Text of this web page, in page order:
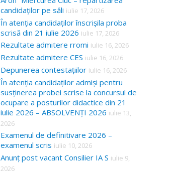
candidaților pe săli iulie 17, 2026
În atenția candidaților înscrișila proba
scrisă din 21 iulie 2026 iulie 17, 2026
Rezultate admitere rromi iulie 16, 2026
Rezultate admitere CES iulie 16, 2026
Depunerea contestațiilor iulie 16, 2026
În atenția candidaților admiși pentru
susținerea probei scrise la concursul de
ocupare a posturilor didactice din 21
iulie 2026 – ABSOLVENȚI 2026 iulie 13,
2026
Examenul de definitivare 2026 –
examenul scris iulie 10, 2026
Anunț post vacant Consilier IA S iulie 9,
2026